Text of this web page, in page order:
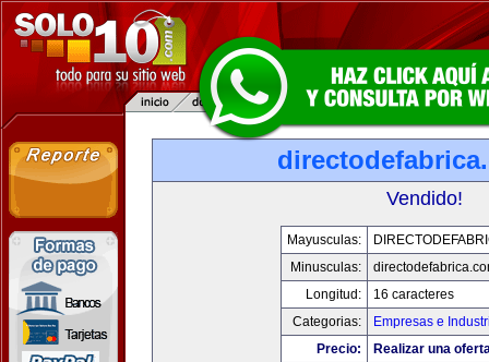
Vendido!
Mayusculas:
Minusculas:
Longitud:
16 caracteres
Categorias:
Empresas e
Precio:
Realizar una